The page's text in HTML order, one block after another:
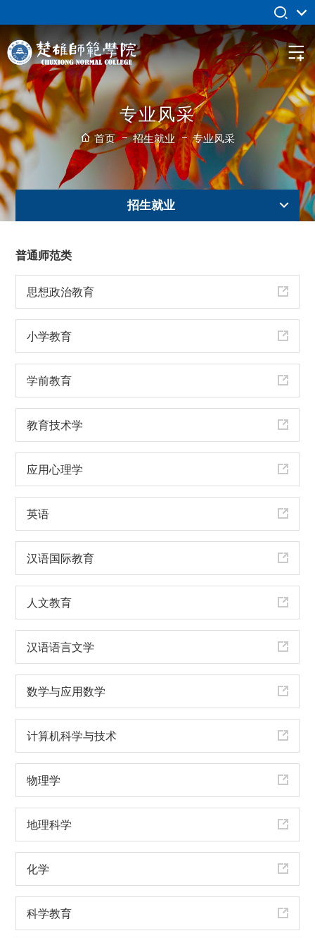
专业风采
首页 招生就业 专业风采
招生就业
普通师范类
思想政治教育
小学教育
学前教育
教育技术学
应用心理学
英语
汉语国际教育
人文教育
汉语语言文学
数学与应用数学
计算机科学与技术
物理学
地理科学
化学
科学教育